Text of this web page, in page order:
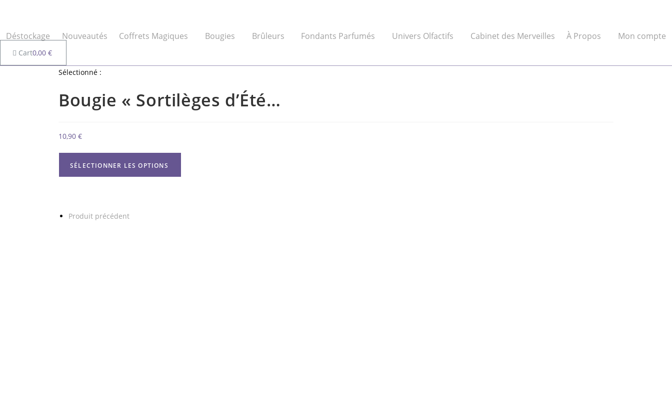
Déstockage Nouveautés Coffrets Magiques Bougies Brûleurs Fondants Parfumés Univers Olfactifs Cabinet des Merveilles À Propos Mon compte
0,00 €
Cart
Sélectionné :
Bougie « Sortilèges d’Été…
10,90 €
SÉLECTIONNER LES OPTIONS
Produit précédent